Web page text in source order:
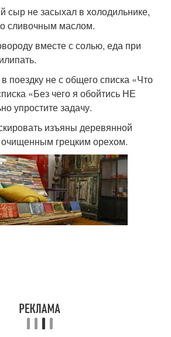
сыр не засыхал в холодильнике,
сливочным маслом.
вместе с солью, еда при
поездку не с общего списка «Что
«Без чего я обойтись НЕ
упростите задачу.
изъяны деревянной
грецким орехом.